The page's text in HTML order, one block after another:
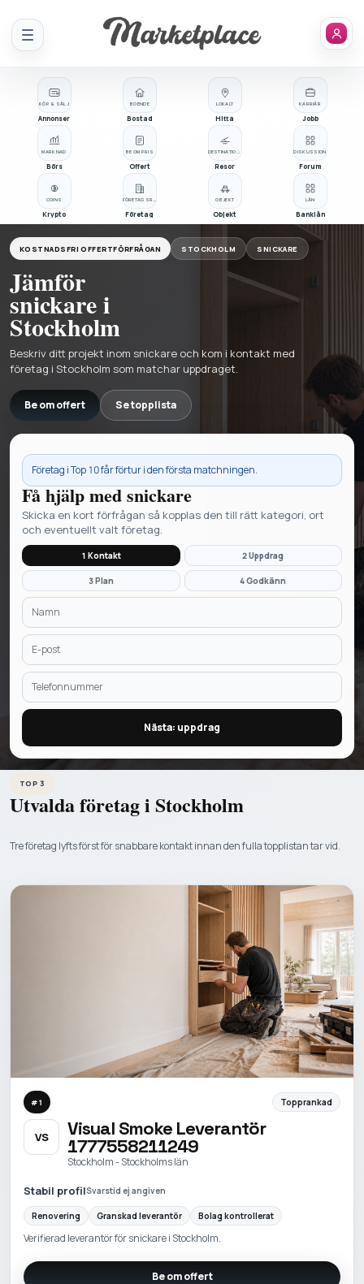
Meny
KÖP & SÄLJ
Annonser
BOENDE
Bostad
OBJEKT
Objekt
BE OM PRIS
Offert
Företag
LÅN
Banklån
MARKNAD
Börs
LOKALT
Hitta
KARRIÄR
Jobb
Resor
COINS
Krypto
DISKUSSION
Forum
KOSTNADSFRI OFFERTFÖRFRÅGAN STOCKHOLM SNICKARE
Jämför
snickare i
Stockholm
Beskriv ditt projekt inom snickare och kom i kontakt med
företag i Stockholm som matchar uppdraget.
Be om offert Se topplista
Företag iTop 10får förtur i den första matchningen.
Få hjälp medsnickare
Skicka en kort förfrågan så kopplas den till rätt kategori, ort
och eventuellt valt företag.
1 Kontakt 2 Uppdrag
3 Plan 4 Godkänn
Nästa: uppdrag
TOP 3
Utvalda företag i Stockholm
Tre företag lyfts först för snabbare kontakt innan den fulla topplistan tar vid.
#1 Topprankad
VS Visual Smoke Leverantör
1777558211249
Stockholm - Stockholms län
Stabil profilSvarstid ej angiven
Renovering Granskad leverantör Bolag kontrollerat
Verifierad leverantör för snickare i Stockholm.
Be om offert